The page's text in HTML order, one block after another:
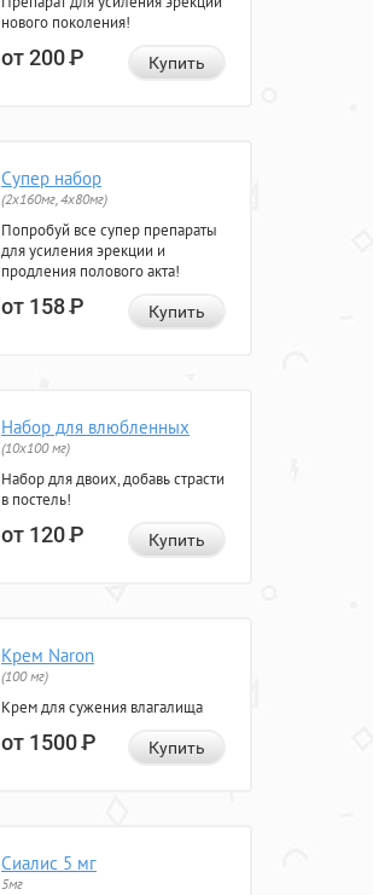
нового поколения!
от 200Р Купить
Супер набор
(2х160мг, 4х80мг)
Попробуй все супер препараты
для усиления эрекции и
продления полового акта!
от 158Р Купить
Набор для влюбленных
(10х100 мг)
Набор для двоих, добавь страсти
в постель!
от 120Р Купить
Крем Naron
(100 мг)
Крем для сужения влагалища
от 1500Р Купить
Сиалис 5 мг
5мг